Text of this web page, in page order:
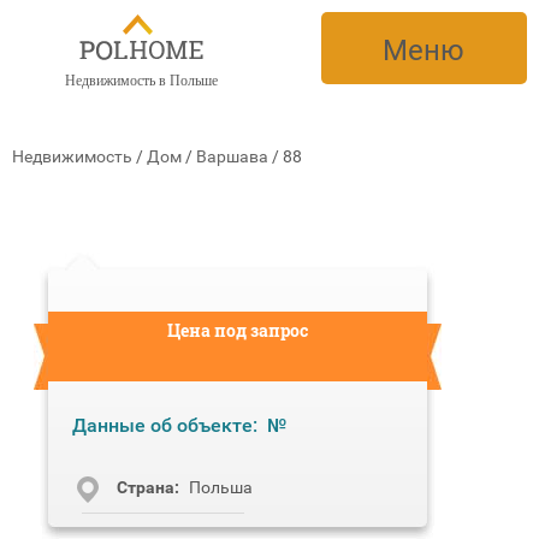
Недвижимость в Польше
Меню
Недвижимость / Дом / Варшава /88
Цена под запрос
Данные об объекте: №
Cтрана: Польша